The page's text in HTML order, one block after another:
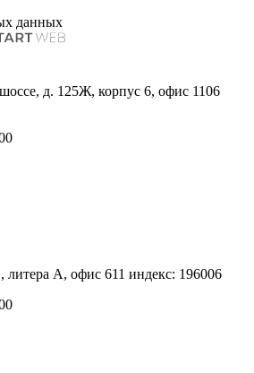
данных
д. 125Ж, корпус 6, офис 1106
литера А, офис 611 индекс: 196006